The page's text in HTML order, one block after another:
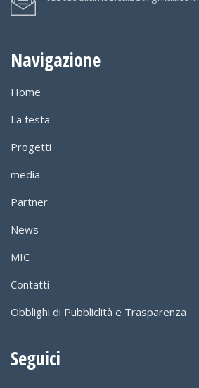
Navigazione
Home
La festa
Progetti
media
Partner
News
MIC
Contatti
Obblighi di Pubbliclità e Trasparenza
Seguici